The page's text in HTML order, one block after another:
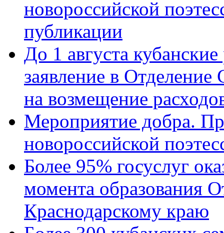
новороссийской
публикации
До 1 августа
заявление в
на возмещение
Мероприятие добра.
новороссийской
Более 95% госуслуг
момента образования
Краснодарскому краю